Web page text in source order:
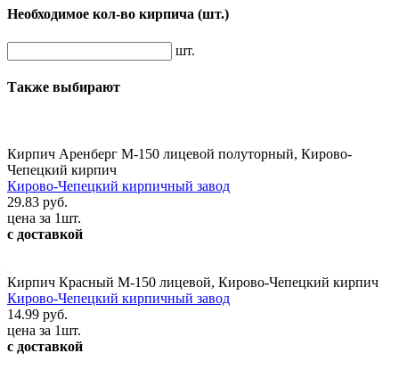
Необходимое кол-во кирпича (шт.)
шт.
Также выбирают
Кирпич Аренберг М-150 лицевой полуторный, Кирово-
Чепецкий кирпич
Кирово-Чепецкий кирпичный завод
29.83 руб.
цена за 1шт.
с доставкой
Кирпич Красный М-150 лицевой, Кирово-Чепецкий кирпич
Кирово-Чепецкий кирпичный завод
14.99 руб.
цена за 1шт.
с доставкой